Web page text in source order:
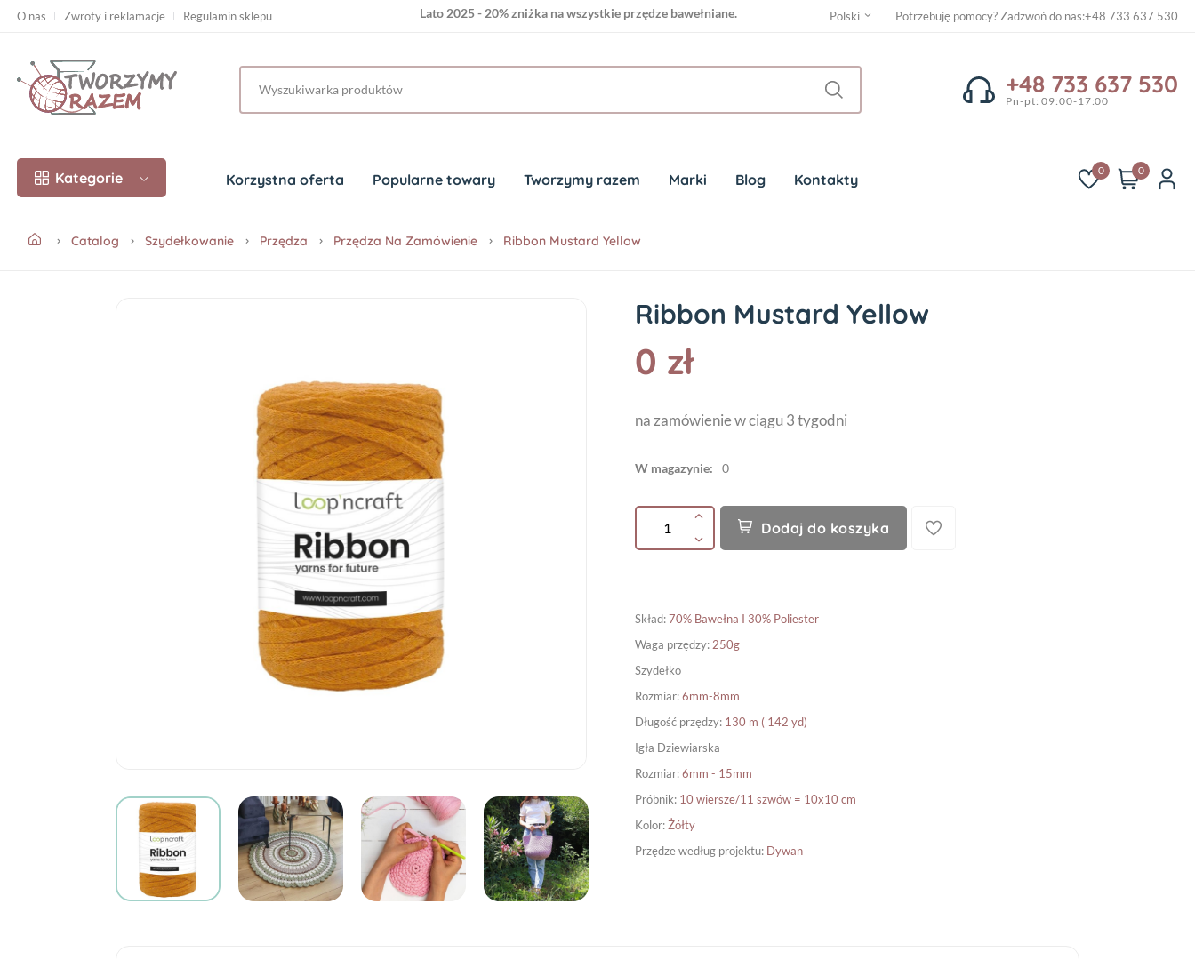
O nas Zwroty i reklamacje Regulamin sklepu Lato 2025 - 20% zniżka na wszystkie przędze bawełniane. Polski Potrzebuję pomocy? Zadzwoń do nas:+48 733 637 530
+48 733 637 530
Pn-pt: 09:00-17:00
Kategorie Korzystna oferta Popularne towary Tworzymy razem Marki Blog Kontakty 0 0
Catalog Szydełkowanie Przędza Przędza Na Zamówienie Ribbon Mustard Yellow
Ribbon Mustard Yellow
0 zł
na zamówienie w ciągu 3 tygodni
W magazynie: 0
Dodaj do koszyka
Skład:70% Bawełna I 30% Poliester
Waga przędzy: 250g
Szydełko
Rozmiar:6mm-8mm
Długość przędzy: 130 m ( 142 yd)
Igła Dziewiarska
Rozmiar:6mm - 15mm
Próbnik: 10 wiersze/11 szwów = 10x10 cm
Kolor:Żółty
Przędze według projektu: Dywan